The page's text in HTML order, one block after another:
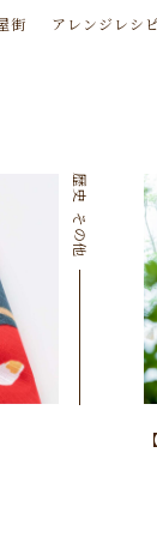
街 アレンジレシ
歴史
その他